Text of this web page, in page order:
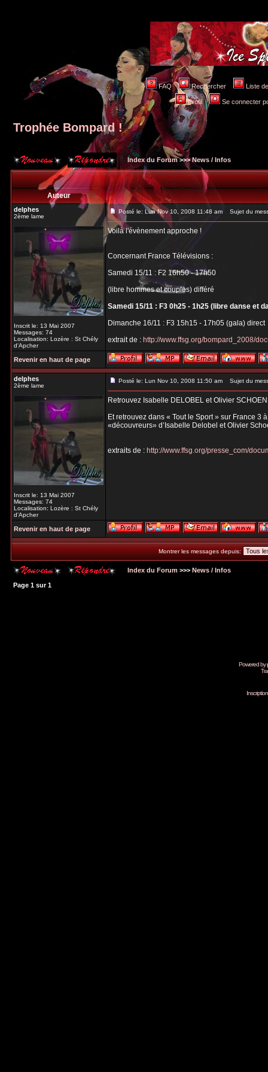
FAQ Rechercher Liste
Profil Se connecter
Trophée Bompard !
Index du Forum>>>News / Infos
Auteur
delphes
2ème lame
Inscrit le: 13 Mai 2007
Messages: 74
Localisation: Lozère : St Chély
d'Apcher
Posté le: Lun Nov 10, 2008 11:48 am Sujet du
Voilà l'évènement approche !
Concernant France Télévisions :
Samedi 15/11 : F2 16h50 - 17h50
(libre hommes et couples) différé
Samedi 15/11 : F3 0h25 - 1h25 (libre danse et
Dimanche 16/11 : F3 15h15 - 17h05 (gala) direct
extrait de :http://www.ffsg.org/bompard_2008/
Revenir en haut de page
delphes
2ème lame
Inscrit le: 13 Mai 2007
Messages: 74
Localisation: Lozère : St Chély
d'Apcher
Posté le: Lun Nov 10, 2008 11:50 am Sujet du
Retrouvez Isabelle DELOBEL et Olivier
Et retrouvez dans « Tout le Sport » sur France 3
«découvreurs» d’Isabelle Delobel et Olivier
extraits de :http://www.ffsg.org/presse_com/
Revenir en haut de page
Montrer les messages depuis:
Index du Forum >>> News / Infos
Page 1 sur1
Powered by